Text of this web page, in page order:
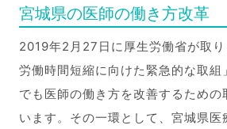
宮城県の医師の働き方改革
2019年2月27日に厚生労働省が取
労働時間短縮に向けた緊急的な取組
でも医師の働き方を改善するための
います。その一環として、宮城県医